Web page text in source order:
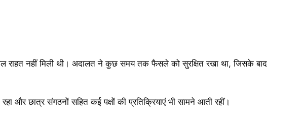
राहत नहीं मिली थी। अदालत ने कुछ समय तक फैसले को सुरक्षित रखा था, जिसके बाद
रहा और छात्र संगठनों सहित कई पक्षों की प्रतिक्रियाएं भी सामने आती रहीं।